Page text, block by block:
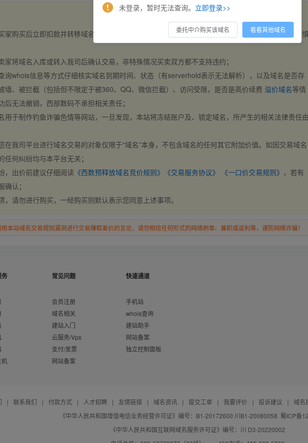
家购买后立即扣款并转移域名，交易自动完成。买卖双方都不支持违约，一旦出价不支持撤销，请
家将域名入库或转入我司后确认交易，非特殊情况买卖双方都不支持违约；
询whois信息等方式仔细核实域名到期时间、状态（有serverhold表示无法解析），以及域名是否存
墙、被拦截（包括但不限定于被360、QQ、微信拦截）、访问受限，是否是高价续费 溢价域名等情
后无法撤销，西部数码不承担相关责任；
用于制作钓鱼诈骗色情等网站，一旦发现，本站将冻结账户及、锁定域名，所产生的相关法律责任
在我司平台进行域名交易的对象仅限于“域名”本身，不包含域名的任何其它附加价值。如因交易域名
任何纠纷均与本平台无关；
，出价前建议仔细阅读 《西数预释放域名竞价规则》 《交易服务协议》 《一口价交易规则》 ，若有
认；
，请勿进行购买，一经购买则默认表示您同意上述事项。
本站域名交易规则漏洞进行交易赚取差价的言论，请勿相信任何形式的网络刷单、兼职或返利等，谨防网络诈骗！
务
机
常见问题
会员注册
域名相关
建站入门
云服务/Vps
支付/发票
网站备案
快速通道
手机站
whois查询
建站助手
网站备案
独立控制面板
| 联系我们 | 付款方式 | 人才招聘 | 友情链接 | 域名资讯 | 提交工单 | 我要评价 | 投诉建议 |
域名
《中华人民共和国增值电信业务经营许可证》编号：B1-20172600 川B1-20080058 蜀ICP备
《中华人民共和国互联网域名服务许可证》编号：川 D3-20220002
未登录，暂时无法查询。 立即登录>>
委托中介购买该域名 看看其他域名